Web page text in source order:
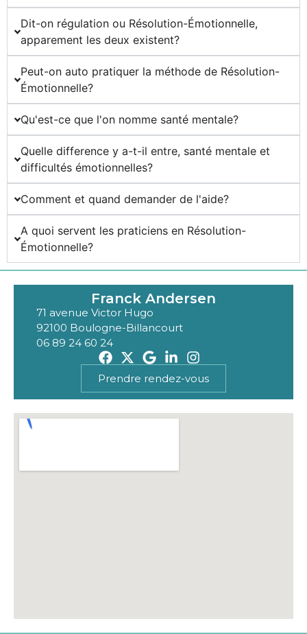
Dit-on régulation ou Résolution-Émotionnelle,
apparement les deux existent?
Peut-on auto pratiquer la méthode de Résolution-
Émotionnelle?
Qu'est-ce que l'on nomme santé mentale?
Quelle difference y a-t-il entre, santé mentale et
difficultés émotionnelles?
Comment et quand demander de l'aide?
A quoi servent les praticiens en Résolution-
Émotionnelle?
Franck Andersen
71 avenue Victor Hugo
92100 Boulogne-Billancourt
06 89 24 60 24
Prendre rendez-vous